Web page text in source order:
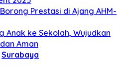
Prestasi di Ajang AHM-
Anak ke Sekolah, Wujudkan
Aman
Surabaya